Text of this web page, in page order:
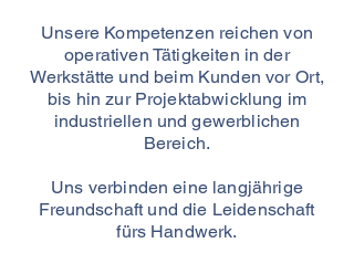
Unsere Kompetenzen reichen von
operativen Tätigkeiten in der
Werkstätte und beim Kunden vor Ort,
bis hin zur Projektabwicklung im
industriellen und gewerblichen
Bereich.
Uns verbinden eine langjährige
Freundschaft und die Leidenschaft
fürs Handwerk.